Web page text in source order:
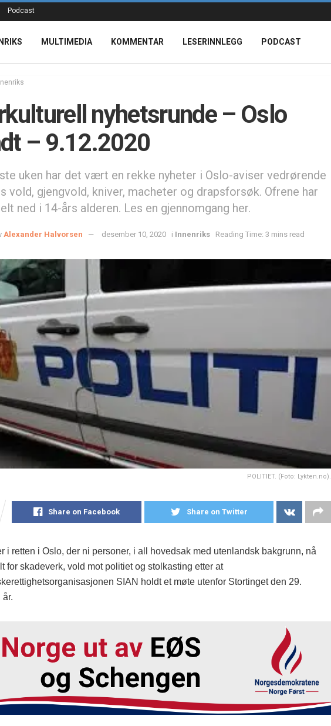
Podcast
MULTIMEDIA KOMMENTAR LESERINNLEGG PODCAST
nyhetsrunde – Oslo
– 9.12.2020
uken har det vært en rekke nyheter i Oslo-aviser vedrørende
vold, gjengvold, kniver, macheter og drapsforsøk. Ofrene har
ned i 14-års alderen. Les en gjennomgang her.
Alexander Halvorsen desember 10, 2020 i Innenriks Reading Time: 3 mins read
POLITIET. (Foto: Lykten.no).
Share on Facebook Share on Twitter
i retten i Oslo, der ni personer, i all hovedsak med utenlandsk bakgrunn, nå
for skadeverk, vold mot politiet og stolkasting etter at
SIAN holdt et møte utenfor Stortinget den 29.
år.